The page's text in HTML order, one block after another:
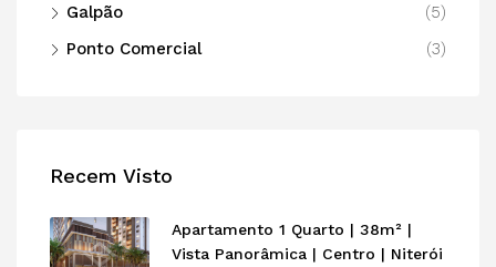
Galpão
(5)
Ponto Comercial
(3)
Recem Visto
Apartamento 1 Quarto | 38m² |
Vista Panorâmica | Centro | Niterói